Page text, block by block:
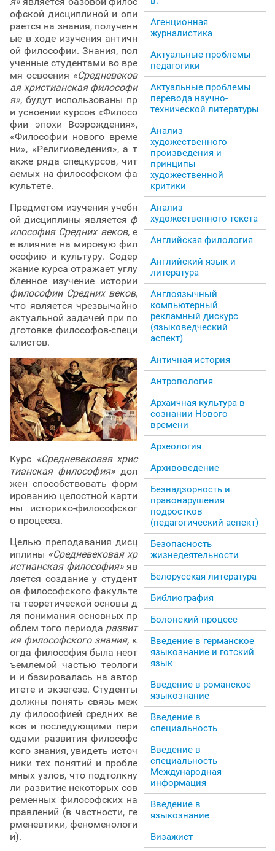
офской дисциплиной и опи
рается на знания, полученн
ые в ходе изучения античн
ой философии. Знания, пол
ученные студентами во вре
мя освоения «Средневеков
ая христианская философи
я», будут использованы пр
и усвоении курсов «Филосо
фии эпохи Возрождения»,
«Философии нового време
ни», «Религиоведения», а т
акже ряда спецкурсов, чит
аемых на философском фа
культете.
Предметом изучения учебн
ой дисциплины является ф
илософия Средних веков,е
е влияние на мировую фил
ософию и культуру. Содер
жание курса отражает углу
бленное изучение истории
философии Средних веков,
что является чрезвычайно
актуальной задачей при по
дготовке философов-специ
алистов.
Курс «Средневековая хрис
тианская философия» дол
жен способствовать форм
ированию целостной карти
ны историко-философског
о процесса.
Целью преподавания дисц
иплины «Средневековая хр
истианская философия»яв
ляется создание у студент
ов философского факульте
та теоретической основы д
ля понимания основных пр
облем того периода развит
ия философского знания, к
огда философия была неот
ъемлемой частью теологи
и и базировалась на автор
итете и экзегезе. Студенты
должны понять связь меж
ду философией средних ве
ков и последующими пери
одами развития философс
кого знания, увидеть источ
ники тех понятий и пробле
мных узлов, что подтолкну
ли развитие некоторых сов
ременных философских на
правлений (в частности, ге
рменевтики, феноменологи
и).
Агенционная
журналистика
Актуальные проблемы
педагогики
Актуальные проблемы
перевода научно-
технической литературы
Анализ
художественного
произведения и
принципы
художественной
критики
Анализ
художественного текста
Английская филология
Английский язык и
литература
Англоязычный
компьютерный
рекламный дискурс
(языковедческий
аспект)
Античная история
Антропология
Архаичная культура в
сознании Нового
времени
Археология
Архивоведение
Безнадзорность и
правонарушения
подростков
(педагогический аспект)
Безопасность
жизнедеятельности
Белорусская литература
Библиография
Болонский процесс
Введение в германское
языкознание и готский
язык
Введение в романское
языкознание
Введение в
специальность
Введение в
специальность
Международная
информация
Введение в
языкознание
Визажист